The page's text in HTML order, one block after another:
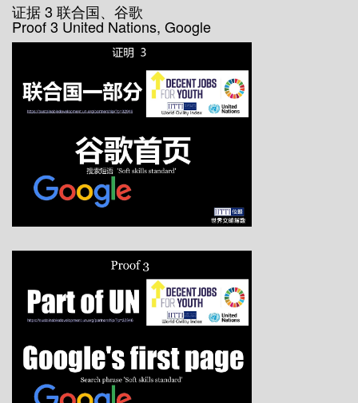
证据 3 联合国、谷歌
Proof 3 United Nations, Google